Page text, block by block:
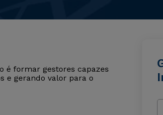
é formar gestores capazes
e gerando valor para o